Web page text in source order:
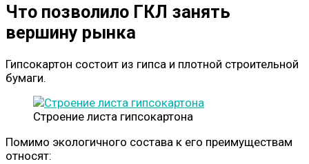
Что позволило ГКЛ занять
вершину рынка
Гипсокартон состоит из гипса и плотной строительной
бумаги.
Строение листа гипсокартона
Помимо экологичного состава к его преимуществам
относят: